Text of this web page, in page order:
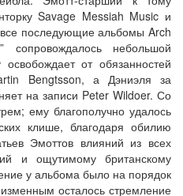
Savage Messiah Music и
последующие альбомы Arch
сопровождалось небольшой
от обязанностей
Bengtsson, а Дэниэля за
на записи Peter Wildoer. Со
ему благополучно удалось
клише, благодаря обилию
Эмоттов влияний из всех
и ощутимому британскому
у альбома было на порядок
осталось стремление